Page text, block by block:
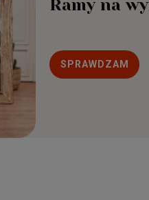
Ramy na
SPRAWDZAM